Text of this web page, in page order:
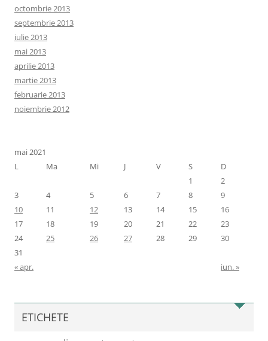
octombrie 2013
septembrie 2013
iulie 2013
mai 2013
aprilie 2013
martie 2013
februarie 2013
noiembrie 2012
mai 2021
L
Ma Mi J V S
D
1
2
3
4 5 6 7 8
9
10
11 12 13 14 15
16
17
18 19 20 21 22
23
24
25 26 27 28 29
30
31
« apr.
iun. »
ETICHETE